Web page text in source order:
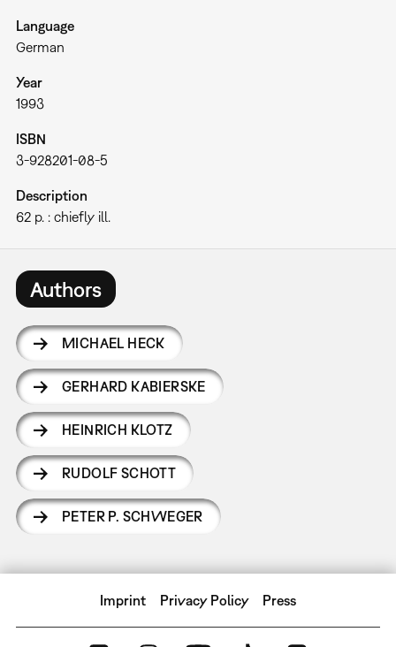
Language
German
Year
1993
ISBN
3-928201-08-5
Description
62 p. : chiefly ill.
Authors
MICHAEL HECK
GERHARD KABIERSKE
HEINRICH KLOTZ
RUDOLF SCHOTT
PETER P. SCHWEGER
Imprint Privacy Policy Press